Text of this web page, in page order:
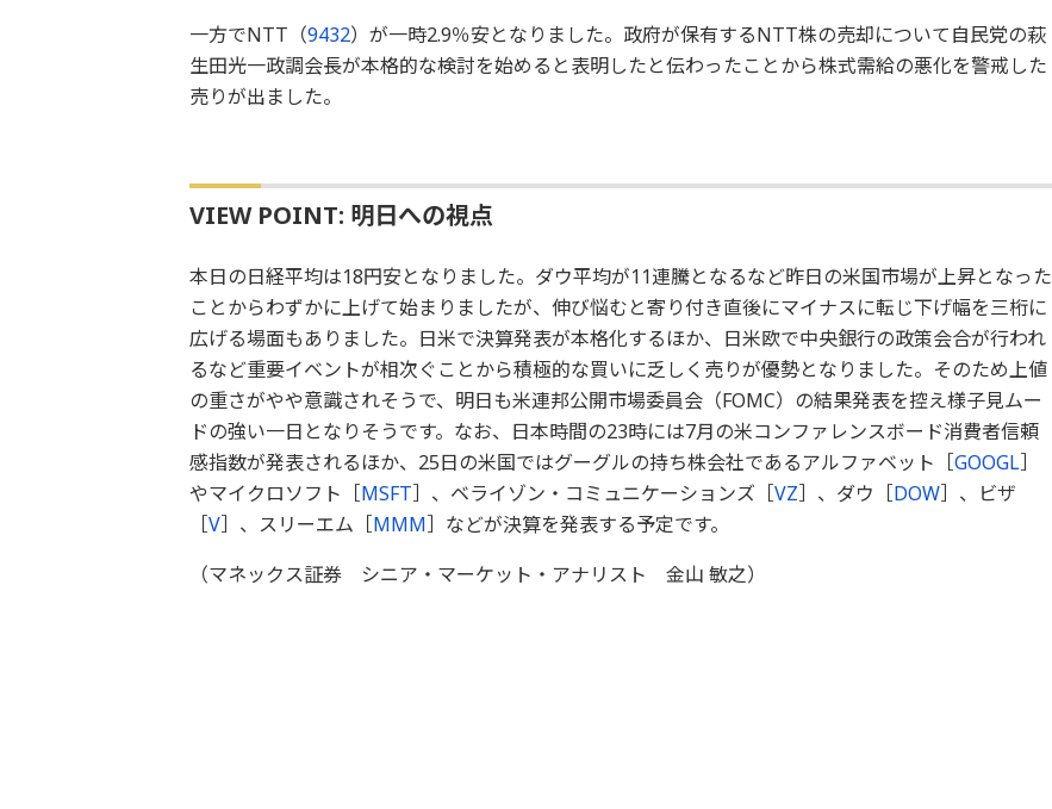
一方でNTT（9432）が一時2.9％安となりました。政府が保有するNTT株の売却について自民党の萩
生田光一政調会長が本格的な検討を始めると表明したと伝わったことから株式需給の悪化を警戒した
売りが出ました。
VIEW POINT: 明日への視点
本日の日経平均は18円安となりました。ダウ平均が11連騰となるなど昨日の米国市場が上昇となった
ことからわずかに上げて始まりましたが、伸び悩むと寄り付き直後にマイナスに転じ下げ幅を三桁に
広げる場面もありました。日米で決算発表が本格化するほか、日米欧で中央銀行の政策会合が行われ
るなど重要イベントが相次ぐことから積極的な買いに乏しく売りが優勢となりました。そのため上値
の重さがやや意識されそうで、明日も米連邦公開市場委員会（FOMC）の結果発表を控え様子見ムー
ドの強い一日となりそうです。なお、日本時間の23時には7月の米コンファレンスボード消費者信頼
感指数が発表されるほか、25日の米国ではグーグルの持ち株会社であるアルファベット［GOOGL］
やマイクロソフト［MSFT］、ベライゾン・コミュニケーションズ［VZ］、ダウ［DOW］、ビザ
［V］、スリーエム［MMM］などが決算を発表する予定です。
（マネックス証券 シニア・マーケット・アナリスト 金山 敏之）